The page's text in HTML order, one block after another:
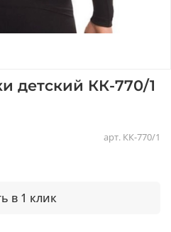
арт. КК-770/1
детский КК-770/1
в 1 клик